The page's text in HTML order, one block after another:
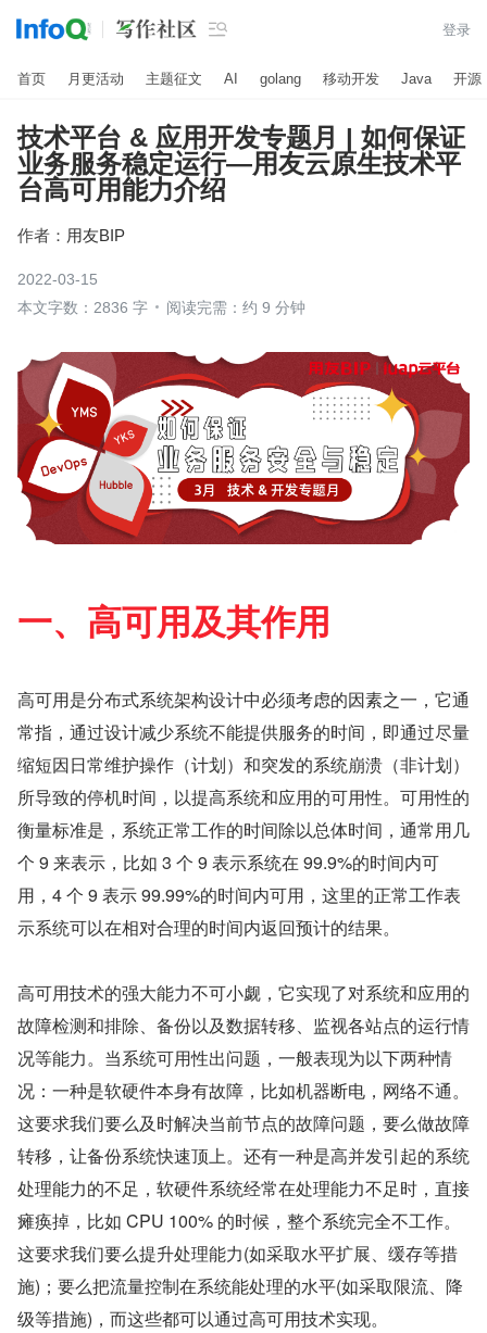
 登录
首页 月更活动 主题征文 AI golang 移动开发 Java 开源
技术平台 & 应用开发专题月 | 如何保证
业务服务稳定运行—用友云原生技术平
台高可用能力介绍
作者： 用友BIP
2022-03-15
本文字数：2836 字
阅读完需：约 9 分钟
一、高可用及其作用
高可用是分布式系统架构设计中必须考虑的因素之一，它通
常指，通过设计减少系统不能提供服务的时间，即通过尽量
缩短因日常维护操作（计划）和突发的系统崩溃（非计划）
所导致的停机时间，以提高系统和应用的可用性。可用性的
衡量标准是，系统正常工作的时间除以总体时间，通常用几
个 9 来表示，比如 3 个 9 表示系统在 99.9%的时间内可
用，4 个 9 表示 99.99%的时间内可用，这里的正常工作表
示系统可以在相对合理的时间内返回预计的结果。
高可用技术的强大能力不可小觑，它实现了对系统和应用的
故障检测和排除、备份以及数据转移、监视各站点的运行情
况等能力。当系统可用性出问题，一般表现为以下两种情
况：一种是软硬件本身有故障，比如机器断电，网络不通。
这要求我们要么及时解决当前节点的故障问题，要么做故障
转移，让备份系统快速顶上。还有一种是高并发引起的系统
处理能力的不足，软硬件系统经常在处理能力不足时，直接
瘫痪掉，比如 CPU 100% 的时候，整个系统完全不工作。
这要求我们要么提升处理能力(如采取水平扩展、缓存等措
施)；要么把流量控制在系统能处理的水平(如采取限流、降
级等措施)，而这些都可以通过高可用技术实现。